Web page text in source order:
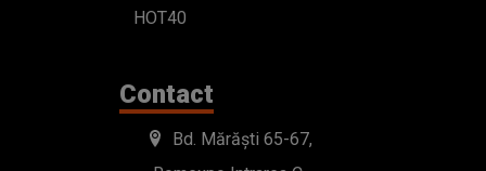
HOT40
Contact
Bd. Mărăști 65-67,